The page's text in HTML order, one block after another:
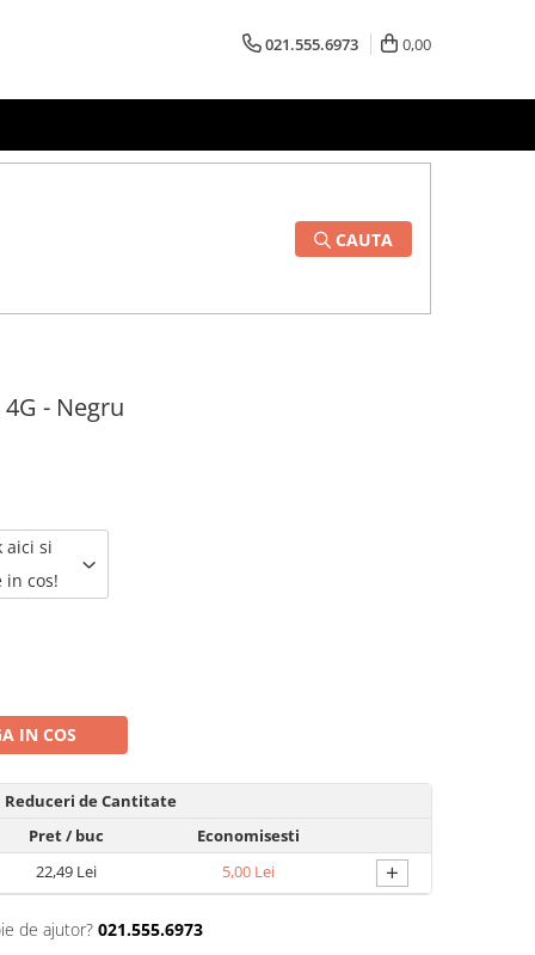
021.555.6973 0,00
CAUTA
- Negru
aici si
in cos!
IN COS
Reduceri de Cantitate
Pret/ buc
Economisesti
22,49 Lei 5,00 Lei +
de ajutor? 021.555.6973